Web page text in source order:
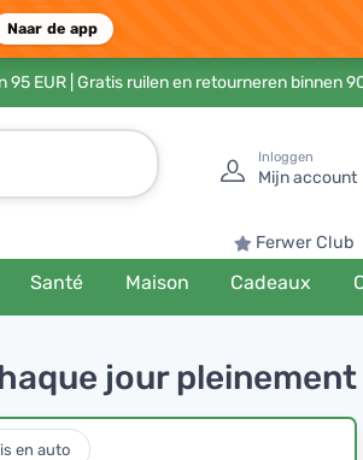
Naar de app
95 EUR| Gratis ruilen en retourneren binnen
Inloggen
Mijn account
Ferwer Club
Santé Maison Cadeaux
jour pleinement
en auto